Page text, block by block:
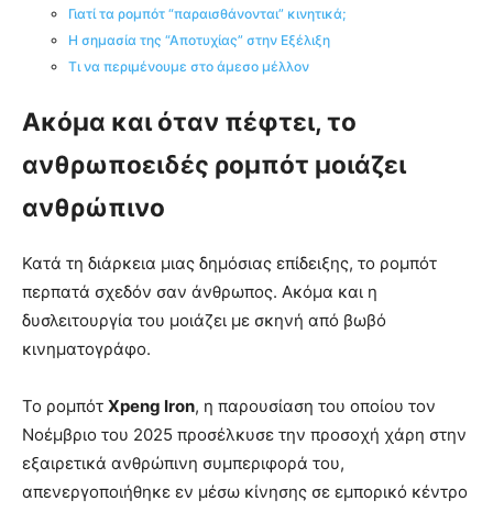
Γιατί τα ρομπότ “παραισθάνονται” κινητικά;
Η σημασία της “Αποτυχίας” στην Εξέλιξη
Τι να περιμένουμε στο άμεσο μέλλον
Ακόμα και όταν πέφτει, το
ανθρωποειδές ρομπότ μοιάζει
ανθρώπινο
Κατά τη διάρκεια μιας δημόσιας επίδειξης, το ρομπότ
περπατά σχεδόν σαν άνθρωπος. Ακόμα και η
δυσλειτουργία του μοιάζει με σκηνή από βωβό
κινηματογράφο.
Το ρομπότ Xpeng Iron, η παρουσίαση του οποίου τον
Νοέμβριο του 2025 προσέλκυσε την προσοχή χάρη στην
εξαιρετικά ανθρώπινη συμπεριφορά του,
απενεργοποιήθηκε εν μέσω κίνησης σε εμπορικό κέντρο